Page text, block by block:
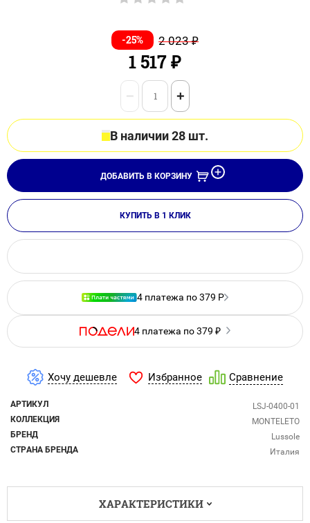
-25% 2 023₽
1 517₽
− +
В наличии 28 шт.
ДОБАВИТЬ В КОРЗИНУ
КУПИТЬ В 1 КЛИК
4 платежа по 379 ₽
4 платежа по 379 Р
Хочу дешевле Избранное Сравнение
АРТИКУЛ
LSJ-0400-01
КОЛЛЕКЦИЯ
MONTELETO
БРЕНД
Lussole
СТРАНА БРЕНДА
Италия
ХАРАКТЕРИСТИКИ